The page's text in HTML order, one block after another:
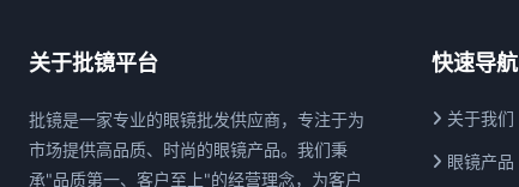
关于批镜平台
批镜是一家专业的眼镜批发供应商，专注于为
市场提供高品质、时尚的眼镜产品。我们秉
承"品质第一、客户至上"的经营理念，为客户
快速导航
关于我们
眼镜产品